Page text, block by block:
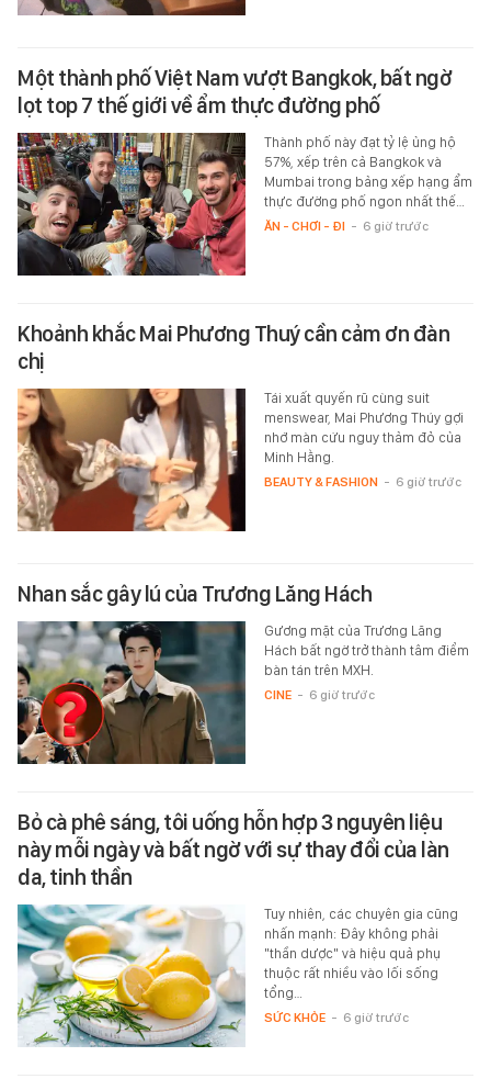
Một thành phố Việt Nam vượt Bangkok, bất ngờ
lọt top 7 thế giới về ẩm thực đường phố
Thành phố này đạt tỷ lệ ủng hộ
57%, xếp trên cả Bangkok và
Mumbai trong bảng xếp hạng ẩm
thực đường phố ngon nhất thế…
ĂN - CHƠI - ĐI - 6 giờ trước
Khoảnh khắc Mai Phương Thuý cần cảm ơn đàn
chị
Tái xuất quyến rũ cùng suit
menswear, Mai Phương Thúy gợi
nhớ màn cứu nguy thảm đỏ của
Minh Hằng.
BEAUTY & FASHION - 6 giờ trước
Nhan sắc gây lú của Trương Lăng Hách
Gương mặt của Trương Lăng
Hách bất ngờ trở thành tâm điểm
bàn tán trên MXH.
CINE - 6 giờ trước
Bỏ cà phê sáng, tôi uống hỗn hợp 3 nguyên liệu
này mỗi ngày và bất ngờ với sự thay đổi của làn
da, tinh thần
Tuy nhiên, các chuyên gia cũng
nhấn mạnh: Đây không phải
"thần dược" và hiệu quả phụ
thuộc rất nhiều vào lối sống
tổng…
SỨC KHỎE - 6 giờ trước